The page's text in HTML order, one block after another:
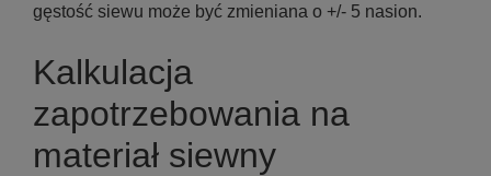
gęstość siewu może być zmieniana o +/- 5 nasion.
Kalkulacja
zapotrzebowania na
materiał siewny